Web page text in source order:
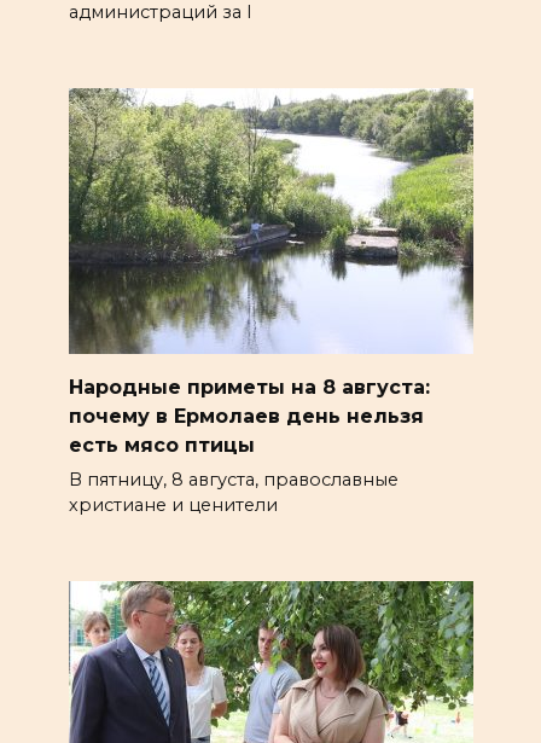
администраций за I
Народные приметы на 8 августа:
почему в Ермолаев день нельзя
есть мясо птицы
В пятницу, 8 августа, православные
христиане и ценители